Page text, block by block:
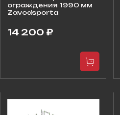
ограждения 1990 мм
Zavodsporta
14 200 ₽